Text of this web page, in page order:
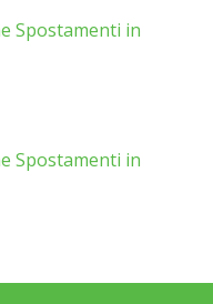
Spostamenti in
Spostamenti in